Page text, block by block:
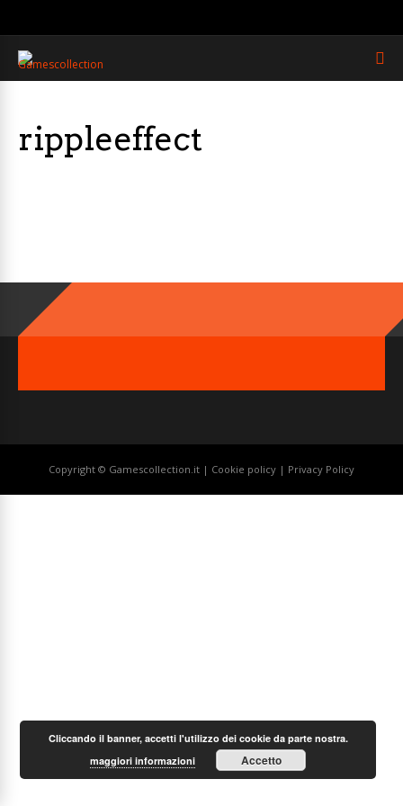
rippleeffect
Copyright © Gamescollection.it | Cookie policy | Privacy Policy
Cliccando il banner, accetti l'utilizzo dei cookie da parte nostra.
maggiori informazioni
Accetto